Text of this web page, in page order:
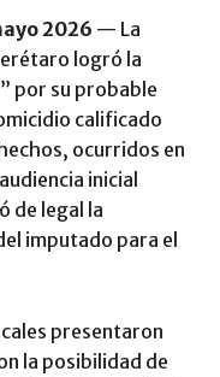
2026 — La
logró la
por su probable
calificado
ocurridos en
inicial
de legal la
imputado para el
presentaron
la posibilidad de